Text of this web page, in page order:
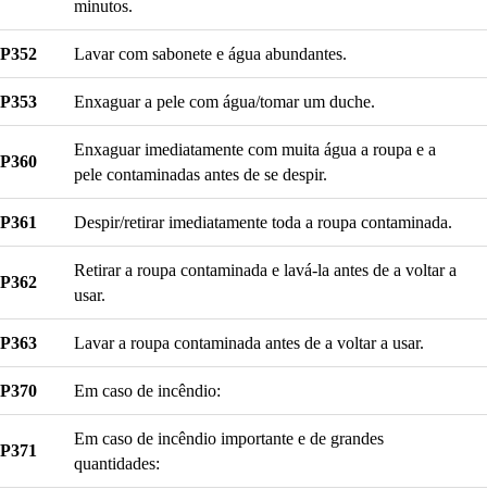
minutos.
P352 Lavar com sabonete e água abundantes.
P353 Enxaguar a pele com água/tomar um duche.
P360
Enxaguar imediatamente com muita água a roupa e a
pele contaminadas antes de se despir.
P361 Despir/retirar imediatamente toda a roupa contaminada.
P362
Retirar a roupa contaminada e lavá-la antes de a voltar a
usar.
P363 Lavar a roupa contaminada antes de a voltar a usar.
P370 Em caso de incêndio:
P371
Em caso de incêndio importante e de grandes
quantidades: